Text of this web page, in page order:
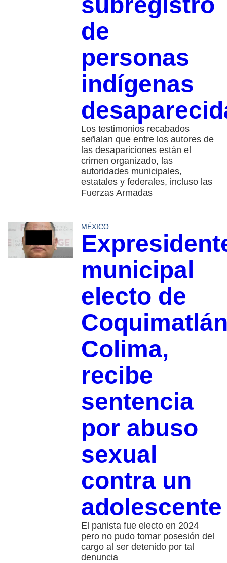
de
personas
indígenas
Los testimonios recabados
señalan que entre los autores de
las desapariciones están el
crimen organizado, las
autoridades municipales,
estatales y federales, incluso las
Fuerzas Armadas
MÉXICO
municipal
electo de
Colima,
recibe
sentencia
por abuso
sexual
contra un
adolescente
El panista fue electo en 2024
pero no pudo tomar posesión del
cargo al ser detenido por tal
denuncia